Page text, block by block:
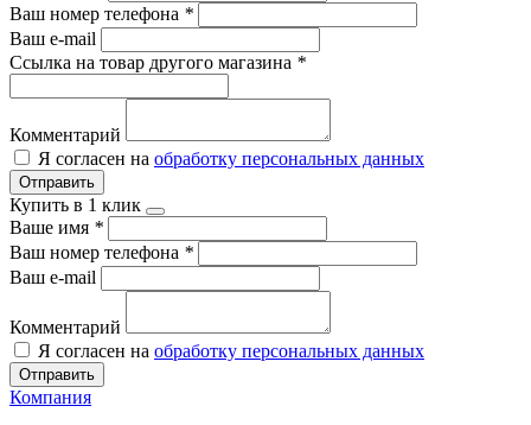
Ваш номер телефона *
Ваш e-mail
Ссылка на товар другого магазина *
Комментарий
Я согласен на обработку персональных данных
Отправить
Купить в 1 клик
Ваше имя *
Ваш номер телефона *
Ваш e-mail
Комментарий
Я согласен на обработку персональных данных
Отправить
Компания